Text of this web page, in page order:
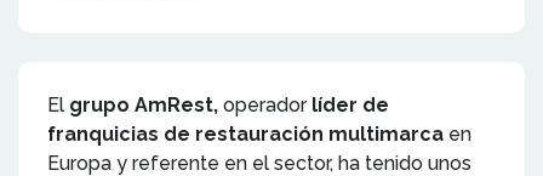
El grupo AmRest, operador líder de
franquicias de restauración multimarca en
Europa y referente en el sector, ha tenido unos